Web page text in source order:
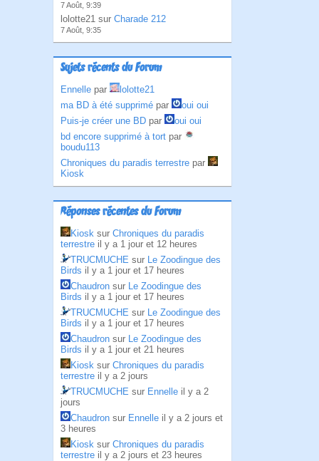
7 Août, 9:39
lolotte21 sur Charade 212
7 Août, 9:35
Sujets récents du Forum
Ennelle par
lolotte21
ma BD à été supprimé par
oui oui
Puis-je créer une BD par
oui oui
bd encore supprimé à tort par
boudu113
Chroniques du paradis terrestre par
Kiosk
Réponses récentes du Forum
Kiosk sur Chroniques du paradis
terrestre il y a 1 jour et 12 heures
TRUCMUCHE sur Le Zoodingue des
Birds il y a 1 jour et 17 heures
Chaudron sur Le Zoodingue des
Birds il y a 1 jour et 17 heures
TRUCMUCHE sur Le Zoodingue des
Birds il y a 1 jour et 17 heures
Chaudron sur Le Zoodingue des
Birds il y a 1 jour et 21 heures
Kiosk sur Chroniques du paradis
terrestre il y a 2 jours
TRUCMUCHE sur Ennelle il y a 2
jours
Chaudron sur Ennelle il y a 2 jours et
3 heures
Kiosk sur Chroniques du paradis
terrestre il y a 2 jours et 23 heures